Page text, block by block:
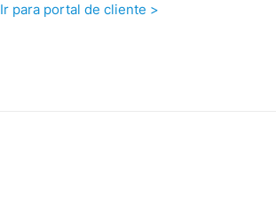
Ir para portal de cliente >